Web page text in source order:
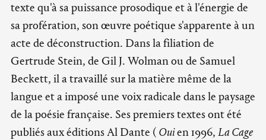
texte qu'à sa puissance prosodique et à l'énergie de
sa profération, son œuvre poétique s'apparente à un
acte de déconstruction. Dans la filiation de
Gertrude Stein, de Gil J. Wolman ou de Samuel
Beckett, il a travaillé sur la matière même de la
langue et a imposé une voix radicale dans le paysage
de la poésie française. Ses premiers textes ont été
publiés aux éditions Al Dante ( Ouien 1996, La Cage